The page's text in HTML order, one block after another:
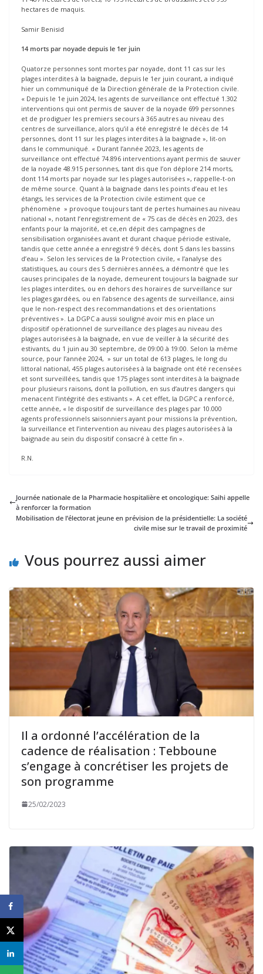
hectares de maquis.
Samir Benisid
14 morts par noyade depuis le 1er juin
Quatorze personnes sont mortes par noyade, dont 11 cas sur les
plages interdites à la baignade, depuis le 1er juin courant, a indiqué
hier un communiqué de la Direction générale de la Protection civile.
« Depuis le 1e juin 2024, les agents de surveillance ont effectué 1.302
interventions qui ont permis de sauver de la noyade 699 personnes
et de prodiguer les premiers secours à 365 autres au niveau des
centres de surveillance, alors qu’il a été enregistré le décès de 14
personnes, dont 11 sur les plages interdites à la baignade », lit-on
dans le communiqué. « Durant l’année 2023, les agents de
surveillance ont effectué 74.896 interventions ayant permis de sauver
de la noyade 48.915 personnes, tant dis que l’on déplore 214 morts,
dont 114 morts par noyade sur les plages autorisées », rappelle-t-on
de même source. Quant à la baignade dans les points d’eau et les
étangs, les services de la Protection civile estiment que ce
phénomène » provoque toujours tant de pertes humaines au niveau
national », notant l’enregistrement de « 75 cas de décès en 2023, des
enfants pour la majorité, et ce,en dépit des campagnes de
sensibilisation organisées avant et durant chaque période estivale,
tandis que cette année a enregistré 9 décès, dont 5 dans les bassins
d’eau ». Selon les services de la Protection civile, « l’analyse des
statistiques, au cours des 5 dernières années, a démontré que les
causes principales de la noyade, demeurent toujours la baignade sur
les plages interdites, ou en dehors des horaires de surveillance sur
les plages gardées, ou en l’absence des agents de surveillance, ainsi
que le non-respect des recommandations et des orientations
préventives ». La DGPC a aussi souligné avoir mis en place un
dispositif opérationnel de surveillance des plages au niveau des
plages autorisées à la baignade, en vue de veiller à la sécurité des
estivants, du 1 juin au 30 septembre, de 09:00 à 19:00. Selon la même
source, pour l’année 2024, » sur un total de 613 plages, le long du
littoral national, 455 plages autorisées à la baignade ont été recensées
et sont surveillées, tandis que 175 plages sont interdites à la baignade
pour plusieurs raisons, dont la pollution, en sus d’autres dangers qui
menacent l’intégrité des estivants ». A cet effet, la DGPC a renforcé,
cette année, « le dispositif de surveillance des plages par 10.000
agents professionnels saisonniers ayant pour missions la prévention,
la surveillance et l’intervention au niveau des plages autorisées à la
baignade au sein du dispositif consacré à cette fin ».
R.N.
Journée nationale de la Pharmacie hospitalière et oncologique: Saihi appelle
à renforcer la formation
Mobilisation de l’électorat jeune en prévision de la présidentielle: La société
civile mise sur le travail de proximité
Vous pourrez aussi aimer
Il a ordonné l’accélération de la
cadence de réalisation : Tebboune
s’engage à concrétiser les projets de
son programme
25/02/2023